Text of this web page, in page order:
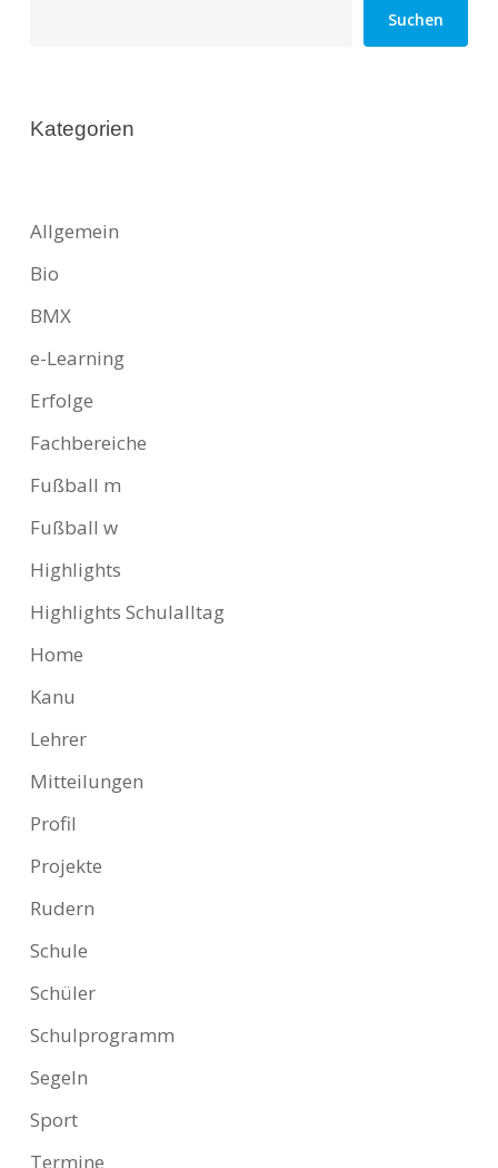
Suchen
Kategorien
Allgemein
Bio
BMX
e-Learning
Erfolge
Fachbereiche
Fußball m
Fußball w
Highlights
Highlights Schulalltag
Home
Kanu
Lehrer
Mitteilungen
Profil
Projekte
Rudern
Schule
Schüler
Schulprogramm
Segeln
Sport
Termine